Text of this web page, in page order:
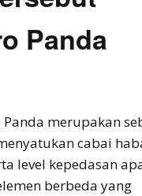
Panda
merupakan
cabai
level kepedasan
berbeda yang